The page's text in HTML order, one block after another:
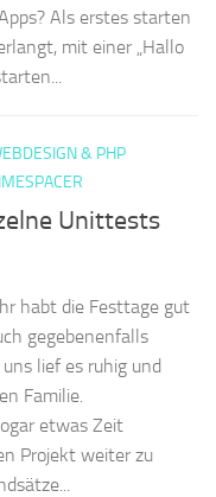
Als erstes starten
mit einer „Hallo
& PHP
Unittests
habt die Festtage gut
gegebenenfalls
lief es ruhig und
Familie.
etwas Zeit
Projekt weiter zu